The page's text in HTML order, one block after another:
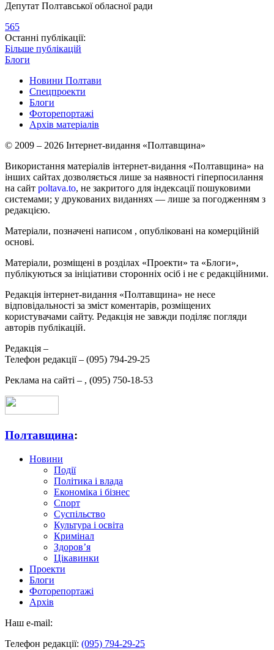
Депутат Полтавської обласної ради
565
Останні публікації:
Більше публікацій
Блоги
Новини Полтави
Спецпроекти
Блоги
Фоторепортажі
Архів матеріалів
© 2009 – 2026 Інтернет-видання «Полтавщина»
Використання матеріалів інтернет-видання «Полтавщина» на
інших сайтах дозволяється лише за наявності гіперпосилання
на сайт poltava.to, не закритого для індексації пошуковими
системами; у друкованих виданнях — лише за погодженням з
редакцією.
Матеріали, позначені написом , опубліковані на комерційній
основі.
Матеріали, розміщені в розділах «Проекти» та «Блоги»,
публікуються за ініціативи сторонніх осіб і не є редакційними.
Редакція інтернет-видання «Полтавщина» не несе
відповідальності за зміст коментарів, розміщених
користувачами сайту. Редакція не завжди поділяє погляди
авторів публікацій.
Редакція –
Телефон редакції – (095) 794-29-25
Реклама на сайті – , (095) 750-18-53
Полтавщина:
Новини
Події
Політика і влада
Економіка і бізнес
Спорт
Суспільство
Культура і освіта
Кримінал
Здоров’я
Цікавинки
Проекти
Блоги
Фоторепортажі
Архів
Наш e-mail:
Телефон редакції: (095) 794-29-25